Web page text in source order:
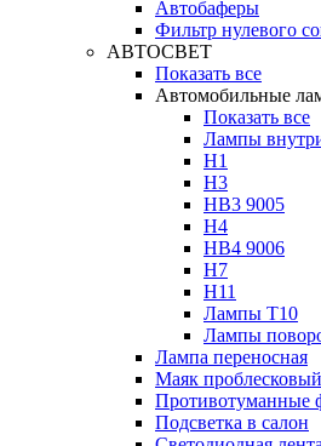
Автобаферы
Фильтр нулевого
АВТОСВЕТ
Показать все
Автомобильные
Показать все
Лампы
H1
H3
HB3 9005
H4
HB4 9006
H7
H11
Лампы Т10
Лампы
Лампа переносная
Маяк проблесковый
Противотуманные
Подсветка в салон